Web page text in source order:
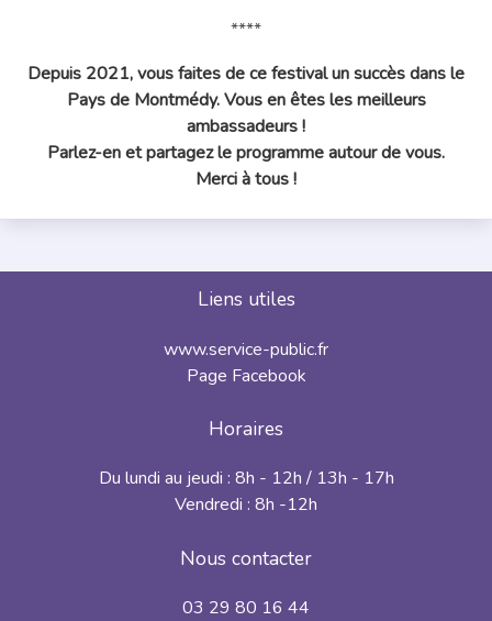
****
Depuis 2021, vous faites de ce festival un succès dans le
Pays de Montmédy. Vous en êtes les meilleurs
ambassadeurs !
Parlez-en et partagez le programme autour de vous.
Merci à tous !
Liens utiles
www.service-public.fr
Page Facebook
Horaires
Du lundi au jeudi : 8h - 12h / 13h - 17h
Vendredi : 8h -12h
Nous contacter
03 29 80 16 44